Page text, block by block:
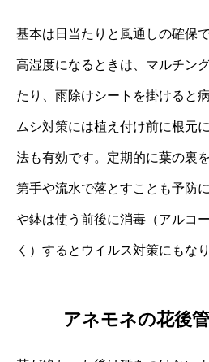
基本は日当たりと風通しの確保
高湿度になるときは、マルチン
たり、雨除けシートを掛けると
ムシ対策には植え付け前に根元
法も有効です。定期的に葉の裏
第手や流水で落とすことも予防
や鉢は使う前後に消毒（アルコ
く）するとウイルス対策にもなり
アネモネの花後